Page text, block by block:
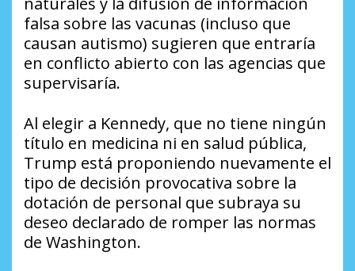
falsa sobre las vacunas (incluso que
causan autismo) sugieren que entraría
en conflicto abierto con las agencias que
supervisaría.
Al elegir a Kennedy, que no tiene ningún
título en medicina ni en salud pública,
Trump está proponiendo nuevamente el
tipo de decisión provocativa sobre la
dotación de personal que subraya su
deseo declarado de romper las normas
de Washington.